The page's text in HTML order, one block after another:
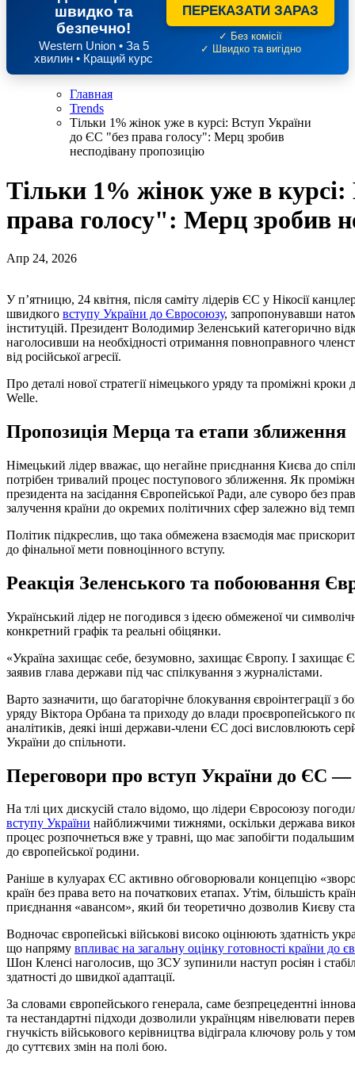
швидко та
безпечно!
Western Union • За 5
хвилин • Кращий курс
ПЕРЕКАЗАТИ ЗАРАЗ
✓ Без комісії
✓ Швидко та вигідно
Главная
Trends
Тільки 1% жінок уже в курсі: Вступ України
до ЄС "без права голосу": Мерц зробив
несподівану пропозицію
Тільки 1% жінок уже в
права голосу": Мерц зробив
Апр 24, 2026
У п’ятницю, 24 квітня, після саміту лідерів ЄС у Нікосії канцлер Німеччини Фрідріх Мерц заявив про неможливість
швидкого вступу України до Євросоюзу, запропонувавши
інституцій. Президент Володимир Зеленський категорично
наголосивши на необхідності отримання повноправного
від російської агресії.
Про деталі нової стратегії німецького уряду та проміжні
Welle.
Пропозиція Мерца та етапи зближення
Німецький лідер вважає, що негайне приєднання Києва до
потрібен тривалий процес поступового зближення. Як
президента на засідання Європейської Ради, але суворо без
залучення країни до окремих політичних сфер залежно від
Політик підкреслив, що така обмежена взаємодія має
до фінальної мети повноцінного вступу.
Реакція Зеленського та побоювання
Український лідер не погодився з ідеєю обмеженої чи
конкретний графік та реальні обіцянки.
«Україна захищає себе, безумовно, захищає Європу. І
заявив глава держави під час спілкування з журналістами.
Варто зазначити, що багаторічне блокування євроінтеграції
уряду Віктора Орбана та приходу до влади проєвропейського
аналітиків, деякі інші держави-члени ЄС досі висловлюють
України до спільноти.
Переговори про вступ України до ЄС —
На тлі цих дискусій стало відомо, що лідери Євросоюзу
вступу України найближчими тижнями, оскільки держава
процес розпочнеться вже у травні, що має запобігти
до європейської родини.
Раніше в кулуарах ЄС активно обговорювали концепцію
країн без права вето на початкових етапах. Утім, більшість
приєднання «авансом», який би теоретично дозволив Києву
Водночас європейські військові високо оцінюють здатність
що напряму впливає на загальну оцінку готовності країни до
Шон Кленсі наголосив, що ЗСУ зупинили наступ росіян і
здатності до швидкої адаптації.
За словами європейського генерала, саме безпрецедентні
та нестандартні підходи дозволили українцям нівелювати
гнучкість військового керівництва відіграла ключову роль у
до суттєвих змін на полі бою.